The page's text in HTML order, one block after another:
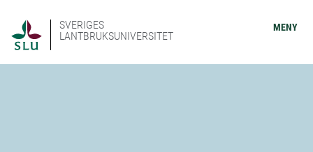
SVERIGES
LANTBRUKSUNIVERSITET
MENY